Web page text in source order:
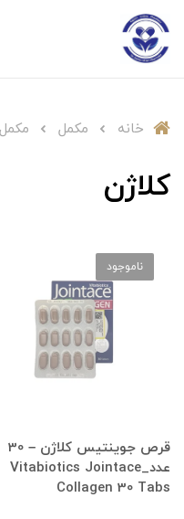
خانه مکمل
کلاژن
قرص جوینتیس کلاژن – 30
عدد_Vitabiotics Jointace
Collagen 30 Tabs
ناموجود